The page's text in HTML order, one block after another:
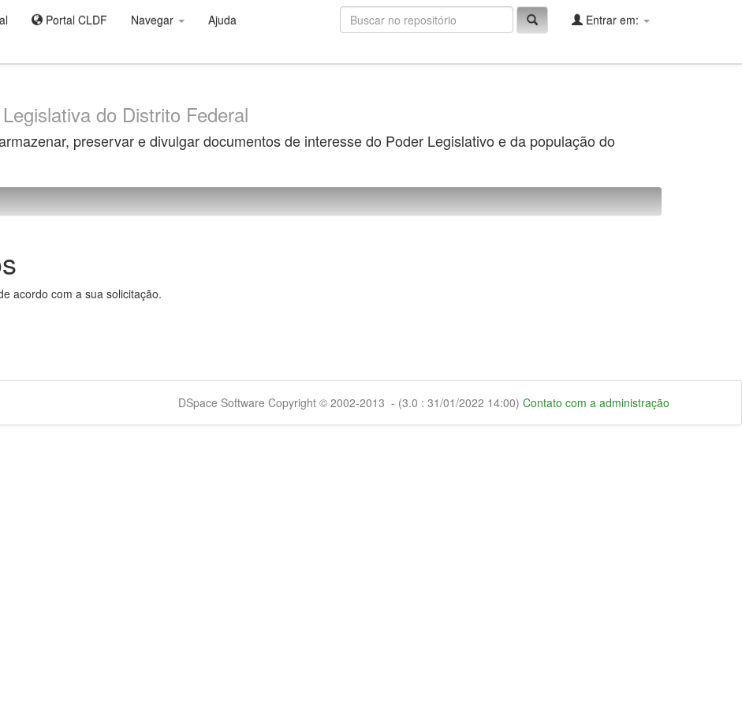
Portal CLDF Navegar Ajuda Entrar em:
do Distrito Federal
preservar e divulgar documentos de interesse do Poder Legislativo e da população do
acordo com a sua solicitação.
DSpace Software Copyright © 2002-2013 - (3.0 : 31/01/2022 14:00) Contato com a administração